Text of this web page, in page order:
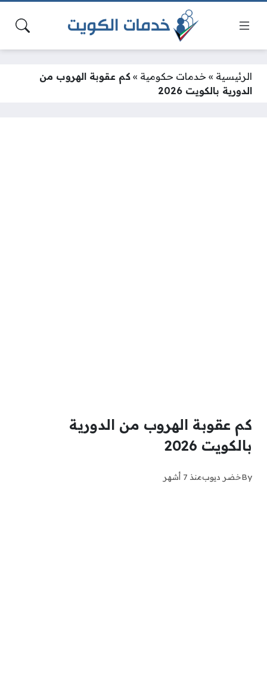
الرئيسية » خدمات حكومية » كم عقوبة الهروب من
الدورية بالكويت 2026
كم عقوبة الهروب من الدورية
بالكويت 2026
Byخضر ديوبمنذ 7 أشهر